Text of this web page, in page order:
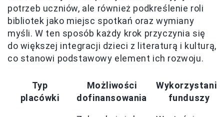
potrzeb uczniów, ale również podkreślenie roli
bibliotek jako miejsc spotkań oraz wymiany
myśli. W ten sposób każdy krok przyczynia się
do większej integracji dzieci z literaturą i kulturą,
co stanowi podstawowy element ich rozwoju.
Typ
placówki
Możliwości
dofinansowania
Wykorzystanie
funduszy